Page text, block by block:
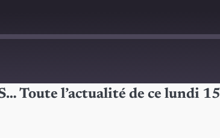
Toute l’actualité de ce lundi 15